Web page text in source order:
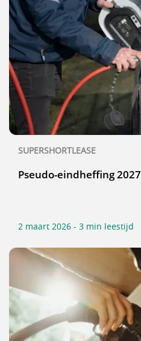
SUPERSHORTLEASE
Pseudo-eindheffing 2027
2 maart 2026 - 3 min leestijd